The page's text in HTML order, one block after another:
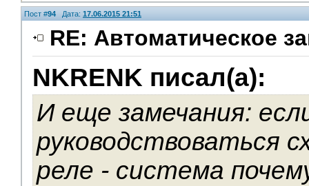
Пост #94Дата: 17.06.2015 21:51
RE: Автоматическое
NKRENK писал(а):
И еще замечания:
руководствоваться
реле - система